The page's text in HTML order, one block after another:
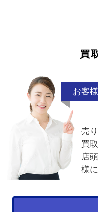
状態が悪くて売れ
お気
故障品 電池
電話で